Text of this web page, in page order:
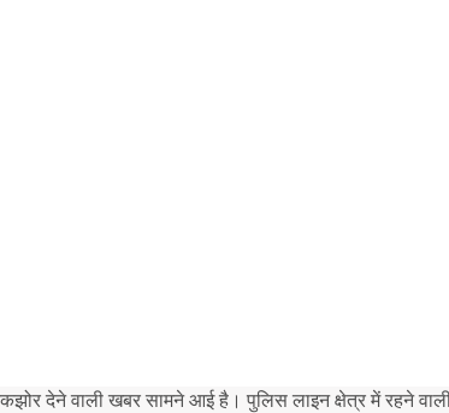
देने वाली खबर सामने आई है। पुलिस लाइन क्षेत्र में रहने वाली